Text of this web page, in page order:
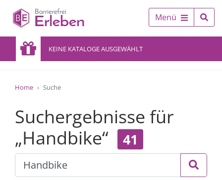
Menü
KEINE KATALOGE AUSGEWÄHLT
Home Suche
Suchergebnisse für
„Handbike“
41